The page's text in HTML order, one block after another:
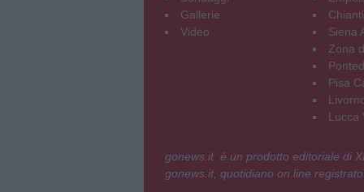
Gallerie
Video
Siena
Zona
Pisa
Lucca
gonews.it è un prodotto editoriale di
gonews.it, quotidiano on line